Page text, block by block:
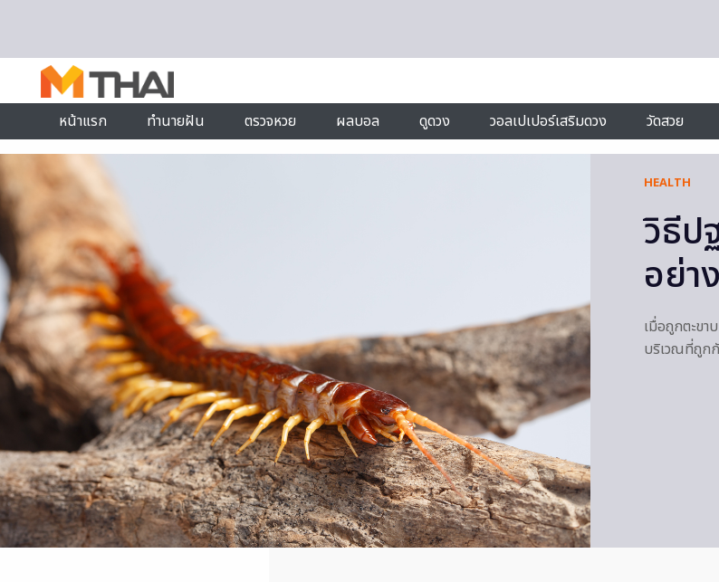
หน้าแรก
ทำนายฝัน ตรวจหวย ผลบอล ดูดวง วอลเปเปอร์เสริมดวง วัดสวย
HEALTH
วิธีป
อย่า
เมื่อถูกตะข
บริเวณที่ถูกกั